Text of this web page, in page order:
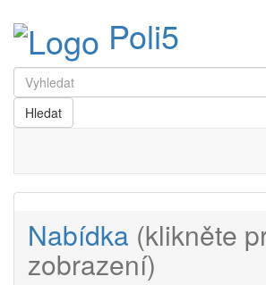
Poli5
Nabídka (klikněte
zobrazení)